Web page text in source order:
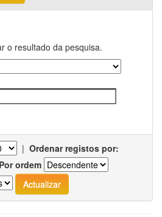
o resultado da pesquisa.
| Ordenar registos por:
Por ordem